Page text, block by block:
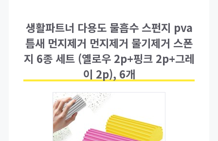
생활파트너 다용도 물흡수 스펀지 pva
틈새 먼지제거 먼지제거 물기제거 스폰
지 6종 세트 (옐로우 2p+핑크 2p+그레
이 2p), 6개